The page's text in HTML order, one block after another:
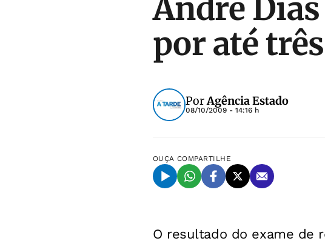
André Dias
por até
PorAgência Estado
08/10/2009 - 14:16 h
OUÇA COMPARTILHE
O resultado do exame de